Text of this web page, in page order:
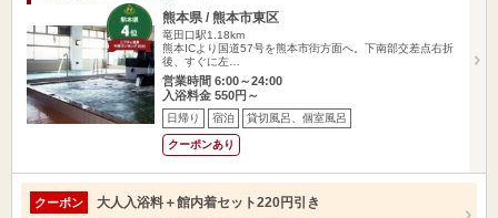
熊本県 / 熊本市東区
竜田口駅1.18km
熊本ICより国道57号を熊本市街方面へ。下南部交差点右折
後、すぐに左…
営業時間 6:00～24:00
入浴料金 550円～
日帰り 宿泊 貸切風呂、個室風呂
クーポンあり
クーポン 大人入浴料＋館内着セット220円引き